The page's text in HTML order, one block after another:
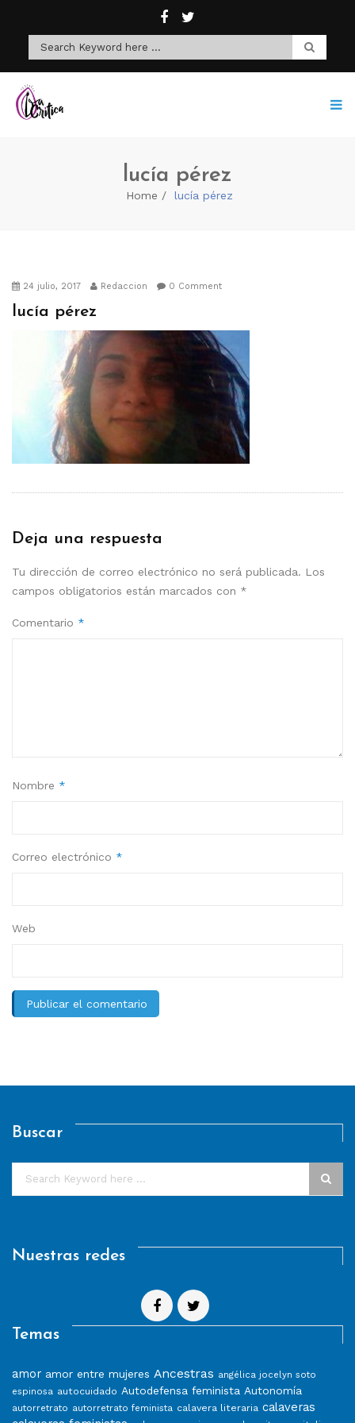
lucía pérez
Home lucía pérez
24 julio, 2017 Redaccion 0 Comment
lucía pérez
Deja una respuesta
Tu dirección de correo electrónico no será publicada. Los
campos obligatorios están marcados con *
Comentario *
Nombre *
Correo electrónico *
Web
Buscar
Nuestras redes
Temas
amor amor entre mujeres Ancestras angélica jocelyn soto
espinosa autocuidado Autodefensa feminista Autonomía
autorretrato autorretrato feminista calavera literaria calaveras